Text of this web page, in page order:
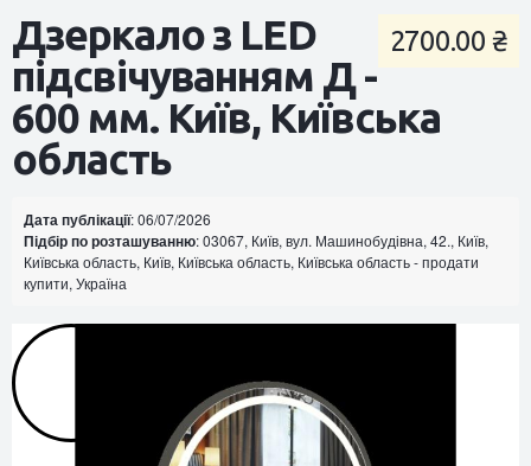
2700.00 ₴
Дзеркало з LED
підсвічуванням Д -
600 мм. Київ, Київська
область
Дата публікації: 06/07/2026
Підбір по розташуванню: 03067, Київ, вул. Машинобудівна, 42., Київ,
Київська область, Київ, Київська область, Київська область - продати
купити, Україна